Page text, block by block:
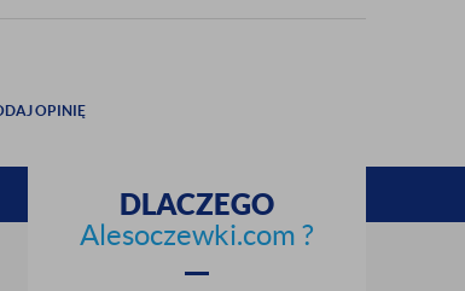
OPINIĘ
DLACZEGO
Alesoczewki.com ?